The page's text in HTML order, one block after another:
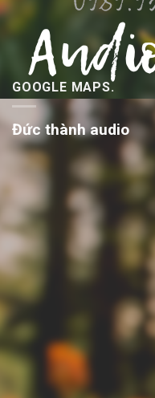
GOOGLE MAPS.
Đức thành audio